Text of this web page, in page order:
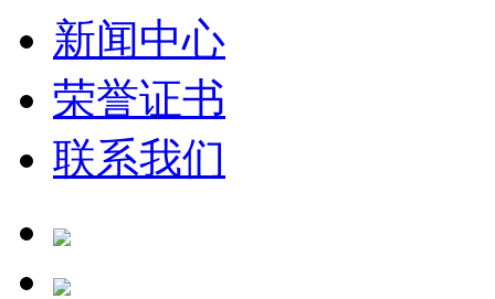
新闻中心
荣誉证书
联系我们